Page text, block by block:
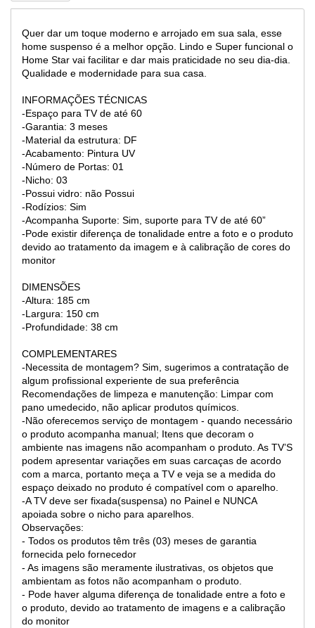
Quer dar um toque moderno e arrojado em sua sala, esse
home suspenso é a melhor opção. Lindo e Super funcional o
Home Star vai facilitar e dar mais praticidade no seu dia-dia.
Qualidade e modernidade para sua casa.
INFORMAÇÕES TÉCNICAS
-Espaço para TV de até 60
-Garantia: 3 meses
-Material da estrutura: DF
-Acabamento: Pintura UV
-Número de Portas: 01
-Nicho: 03
-Possui vidro: não Possui
-Rodízios: Sim
-Acompanha Suporte: Sim, suporte para TV de até 60”
-Pode existir diferença de tonalidade entre a foto e o produto
devido ao tratamento da imagem e à calibração de cores do
monitor
DIMENSÕES
-Altura: 185 cm
-Largura: 150 cm
-Profundidade: 38 cm
COMPLEMENTARES
-Necessita de montagem? Sim, sugerimos a contratação de
algum profissional experiente de sua preferência
Recomendações de limpeza e manutenção: Limpar com
pano umedecido, não aplicar produtos químicos.
-Não oferecemos serviço de montagem - quando necessário
o produto acompanha manual; Itens que decoram o
ambiente nas imagens não acompanham o produto. As TV’S
podem apresentar variações em suas carcaças de acordo
com a marca, portanto meça a TV e veja se a medida do
espaço deixado no produto é compatível com o aparelho.
-A TV deve ser fixada(suspensa) no Painel e NUNCA
apoiada sobre o nicho para aparelhos.
Observações:
- Todos os produtos têm três (03) meses de garantia
fornecida pelo fornecedor
- As imagens são meramente ilustrativas, os objetos que
ambientam as fotos não acompanham o produto.
- Pode haver alguma diferença de tonalidade entre a foto e
o produto, devido ao tratamento de imagens e a calibração
do monitor